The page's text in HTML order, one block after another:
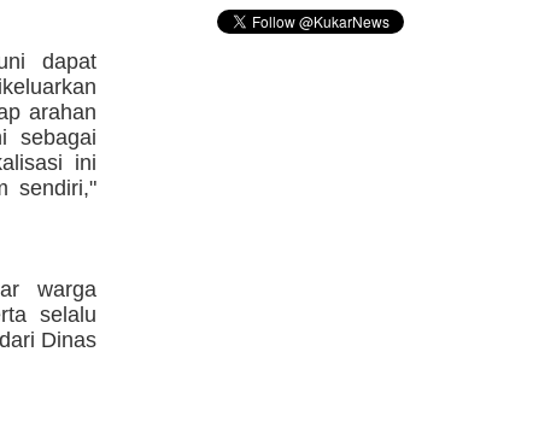
dapat
arahan
sebagai
ini
sendiri,"
warga
selalu
Dinas